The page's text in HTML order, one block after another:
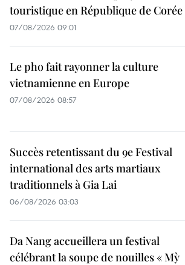
touristique en République de Corée
07/08/2026 09:01
Le pho fait rayonner la culture
vietnamienne en Europe
07/08/2026 08:57
Succès retentissant du 9e Festival
international des arts martiaux
traditionnels à Gia Lai
06/08/2026 03:03
Da Nang accueillera un festival
célébrant la soupe de nouilles « Mỳ